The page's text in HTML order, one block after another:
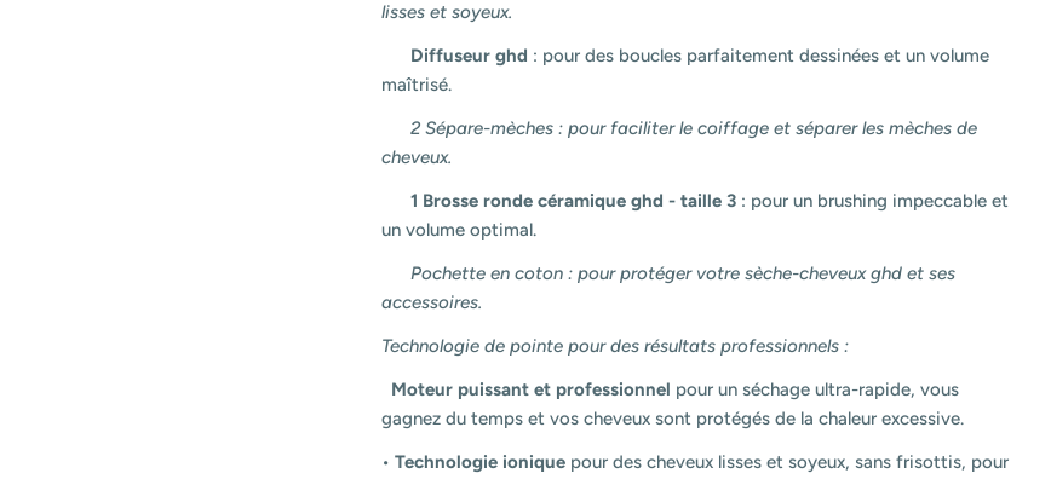
lisses et soyeux.
Diffuseur ghd : pour des boucles parfaitement dessinées et un volume
maîtrisé.
2 Sépare-mèches : pour faciliter le coiffage et séparer les mèches de
cheveux.
1 Brosse ronde céramique ghd - taille 3 : pour un brushing impeccable et
un volume optimal.
Pochette en coton : pour protéger votre sèche-cheveux ghd et ses
accessoires.
Technologie de pointe pour des résultats professionnels :
Moteur puissant et professionnel pour un séchage ultra-rapide, vous
gagnez du temps et vos cheveux sont protégés de la chaleur excessive.
•Technologie ionique pour des cheveux lisses et soyeux, sans frisottis, pour